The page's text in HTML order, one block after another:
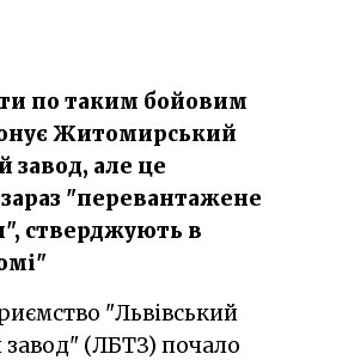
по таким бойовим
Житомирський
завод, але це
"перевантажене
стверджують в
(ЛБТЗ) почало